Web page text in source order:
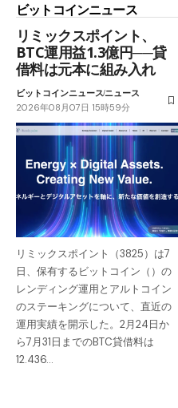
ビットコインニュース
リミックスポイント、
BTC運用益1.3億円──貸
借料は元本に組み入れ
ビットコインニュースニュース
2026年08月07日 15時59分
リミックスポイント（3825）は7
日、保有するビットコイン（）の
レンディング運用とアルトコイン
のステーキングについて、直近の
運用実績を開示した。2月24日か
ら7月31日までのBTC貸借料は
12.436…